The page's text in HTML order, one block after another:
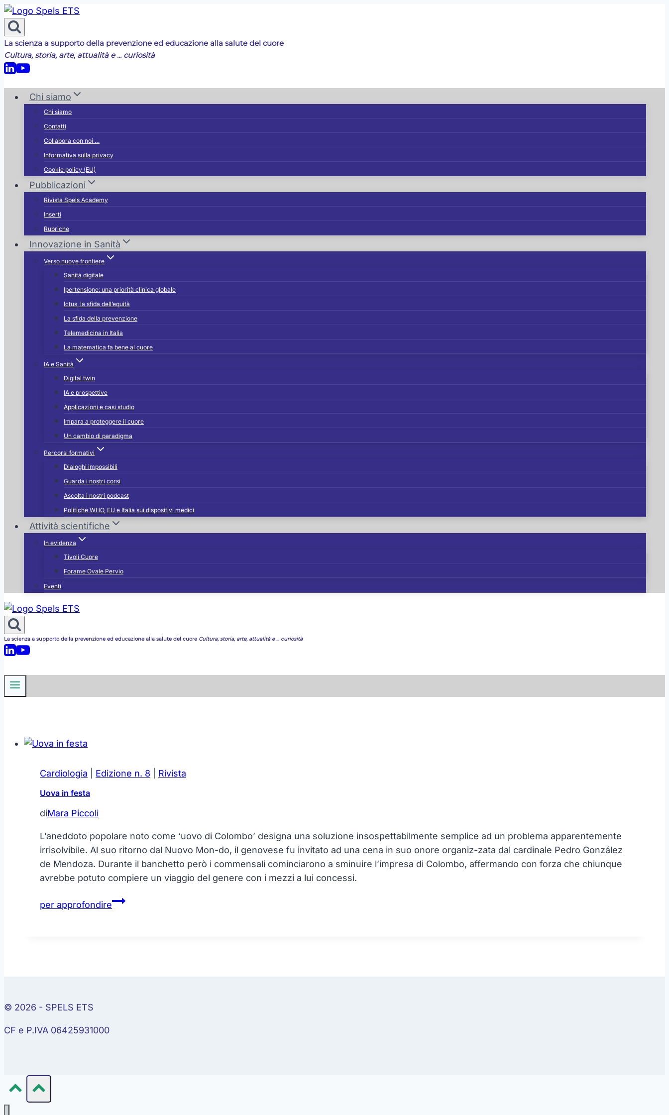
Salta
al
contenuto
La scienza a supporto della prevenzione ed educazione alla salute del cuore
Cultura, storia, arte, attualità e ... curiosità
Chi siamo
Chi siamo
Contatti
Collabora con noi …
Informativa sulla privacy
Cookie policy (EU)
Pubblicazioni
Rivista Spels Academy
Inserti
Rubriche
Innovazione in Sanità
Verso nuove frontiere
Sanità digitale
Ipertensione: una priorità clinica globale
Ictus, la sfida dell’equità
La sfida della prevenzione
Telemedicina in Italia
La matematica fa bene al cuore
IA e Sanità
Digital twin
IA e prospettive
Applicazioni e casi studio
Impara a proteggere il cuore
Un cambio di paradigma
Percorsi formativi
Dialoghi impossibili
Guarda i nostri corsi
Ascolta i nostri podcast
Politiche WHO, EU e Italia sui dispositivi medici
Attività scientifiche
In evidenza
Tivoli Cuore
Forame Ovale Pervio
Eventi
La scienza a supporto della prevenzione ed educazione alla salute del cuore Cultura, storia, arte, attualità e ... curiosità
Cardiologia Edizione n. 8 Rivista
Uova in festa
diMara Piccoli
L’aneddoto popolare noto come ‘uovo di Colombo’ designa una soluzione insospettabilmente semplice ad un problema apparentemente
irrisolvibile. Al suo ritorno dal Nuovo Mon-do, il genovese fu invitato ad una cena in suo onore organiz-zata dal cardinale Pedro González
de Mendoza. Durante il banchetto però i commensali cominciarono a sminuire l’impresa di Colombo, affermando con forza che chiunque
avrebbe potuto compiere un viaggio del genere con i mezzi a lui concessi.
per approfondireUova
© 2026 - SPELS ETS
CF e P.IVA 06425931000